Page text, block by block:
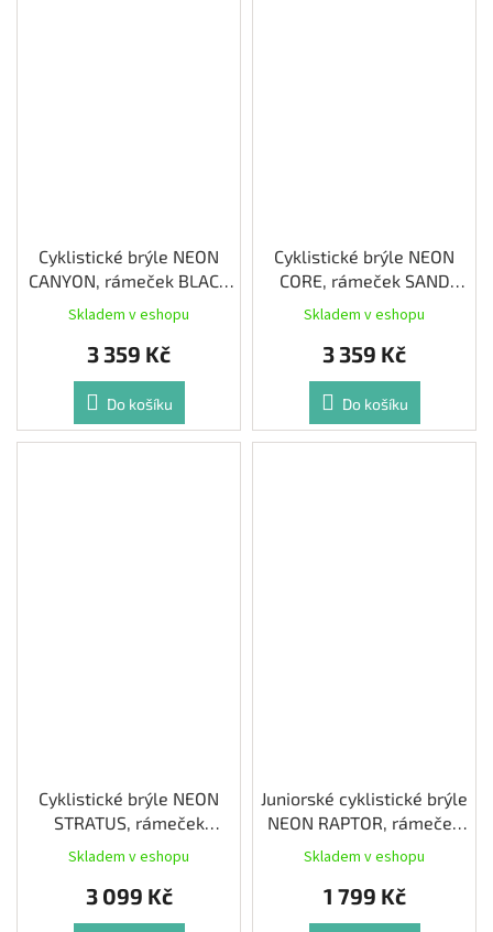
Cyklistické brýle NEON
CANYON, rámeček BLACK
MATT, skla PHOTOTRONIC
PLUS GREEN CAT 1-3
Skladem v eshopu
3 359 Kč
Do košíku
Cyklistické brýle NEON
CORE, rámeček SAND
MATT, skla PHOTOTRONIC
PLUS BLUE CAT 1-2
Skladem v eshopu
3 359 Kč
Do košíku
Cyklistické brýle NEON
STRATUS, rámeček
PETROLEUM MATT, skla
PHOTOTRONIC PLUS
GREEN CAT 1-3
Skladem v eshopu
3 099 Kč
Juniorské cyklistické brýle
NEON RAPTOR, rámeček
YELLOW FLUO, skla
PHOTOTRONIC PLUS RED
CAT 1-3
Skladem v eshopu
1 799 Kč